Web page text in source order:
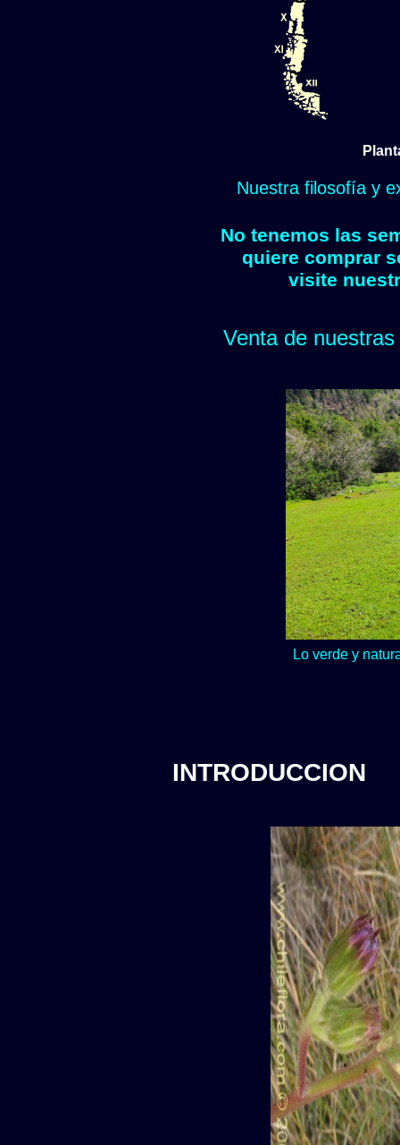
Nuestra filosofía y
No tenemos las
quiere comprar
visite
Venta de
Lo verde y
INTRODUCCION